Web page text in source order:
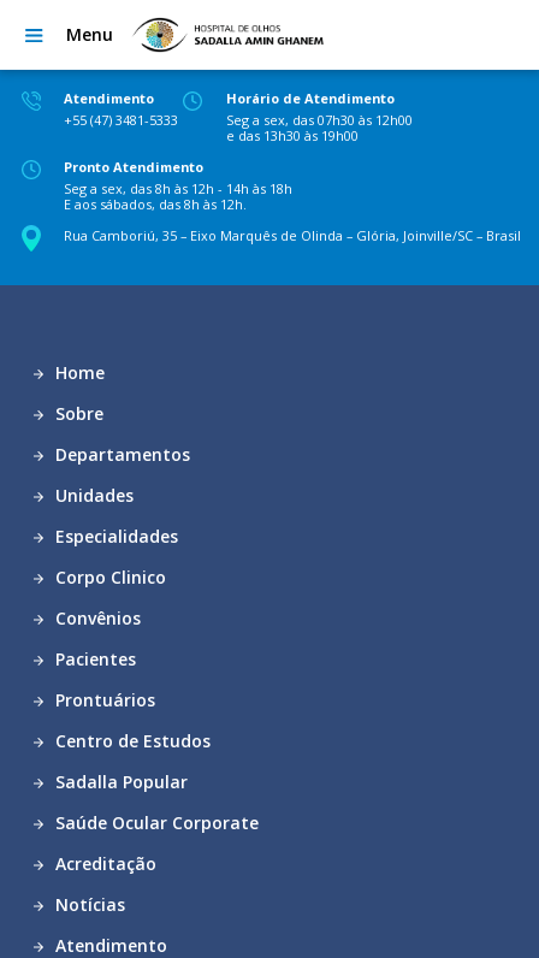
Menu
Atendimento
+55 (47) 3481-5333
Horário de Atendimento
Seg a sex, das 07h30 às 12h00
e das 13h30 às 19h00
Pronto Atendimento
Seg a sex, das 8h às 12h - 14h às 18h
E aos sábados, das 8h às 12h.
Rua Camboriú, 35 – Eixo Marquês de Olinda – Glória, Joinville/SC – Brasil
Home
Sobre
Departamentos
Unidades
Especialidades
Corpo Clinico
Convênios
Pacientes
Prontuários
Centro de Estudos
Sadalla Popular
Saúde Ocular Corporate
Acreditação
Notícias
Atendimento